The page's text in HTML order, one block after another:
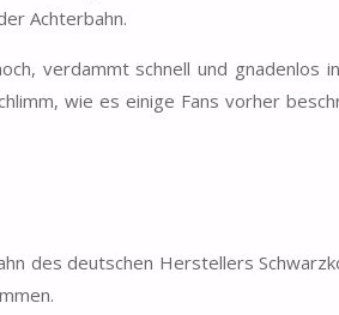
Achterbahn.
verdammt schnell und gnadenlos
wie es einige Fans vorher
des deutschen Herstellers